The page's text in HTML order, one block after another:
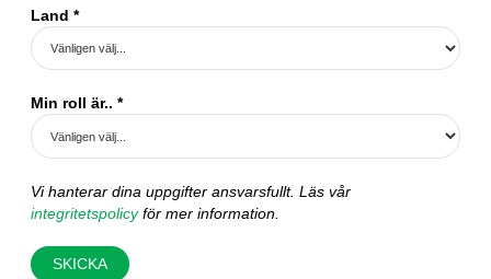
Land *
Min roll är.. *
Vi hanterar dina uppgifter ansvarsfullt. Läs vår
integritetspolicy för mer information.